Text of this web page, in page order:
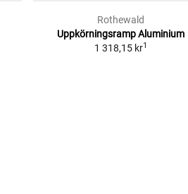
Rothewald
Uppkörningsramp Aluminium
1 318,15 kr1